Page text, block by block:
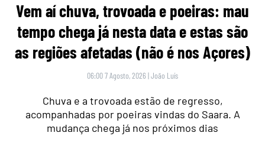
Vem aí chuva, trovoada e poeiras: mau
tempo chega já nesta data e estas são
as regiões afetadas (não é nos Açores)
06:00 7 Agosto, 2026 |João Luís
Chuva e a trovoada estão de regresso,
acompanhadas por poeiras vindas do Saara. A
mudança chega já nos próximos dias